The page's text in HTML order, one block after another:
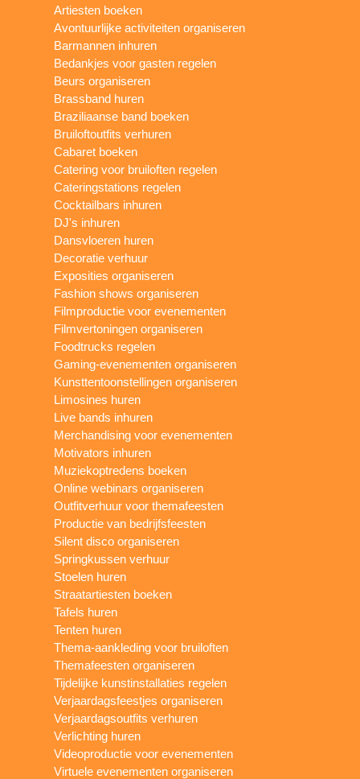
Artiesten boeken
Avontuurlijke activiteiten organiseren
Barmannen inhuren
Bedankjes voor gasten regelen
Beurs organiseren
Brassband huren
Braziliaanse band boeken
Bruiloftoutfits verhuren
Cabaret boeken
Catering voor bruiloften regelen
Cateringstations regelen
Cocktailbars inhuren
DJ's inhuren
Dansvloeren huren
Decoratie verhuur
Exposities organiseren
Fashion shows organiseren
Filmproductie voor evenementen
Filmvertoningen organiseren
Foodtrucks regelen
Gaming-evenementen organiseren
Kunsttentoonstellingen organiseren
Limosines huren
Live bands inhuren
Merchandising voor evenementen
Motivators inhuren
Muziekoptredens boeken
Online webinars organiseren
Outfitverhuur voor themafeesten
Productie van bedrijfsfeesten
Silent disco organiseren
Springkussen verhuur
Stoelen huren
Straatartiesten boeken
Tafels huren
Tenten huren
Thema-aankleding voor bruiloften
Themafeesten organiseren
Tijdelijke kunstinstallaties regelen
Verjaardagsfeestjes organiseren
Verjaardagsoutfits verhuren
Verlichting huren
Videoproductie voor evenementen
Virtuele evenementen organiseren